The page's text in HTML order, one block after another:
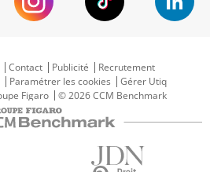
Contact Publicité
Recrutement
Paramétrer les cookies
Gérer Utiq
Figaro © 2026 CCM Benchmark